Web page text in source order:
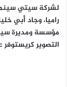
لشركة سيتي
راميا، وجاد أبي
مؤسسة ومديرة
التصوير